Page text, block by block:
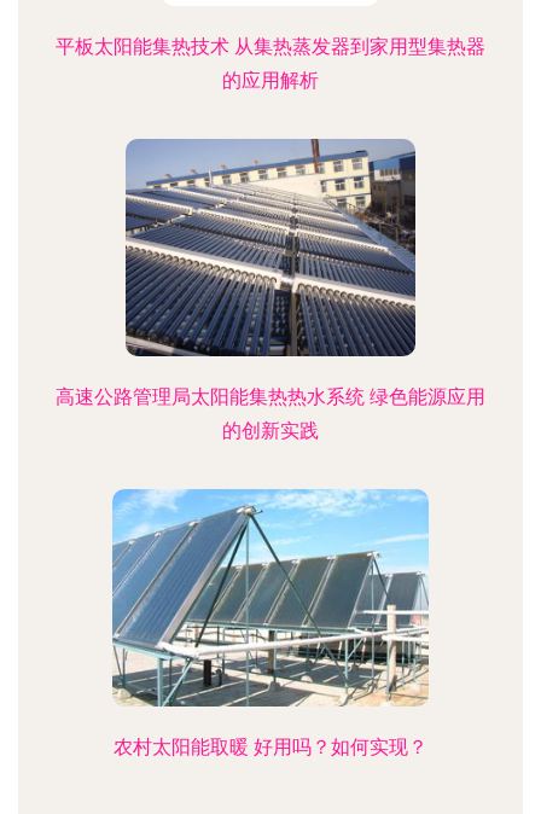
平板太阳能集热技术 从集热蒸发器到家用型集热器
的应用解析
高速公路管理局太阳能集热热水系统 绿色能源应用
的创新实践
农村太阳能取暖 好用吗？如何实现？